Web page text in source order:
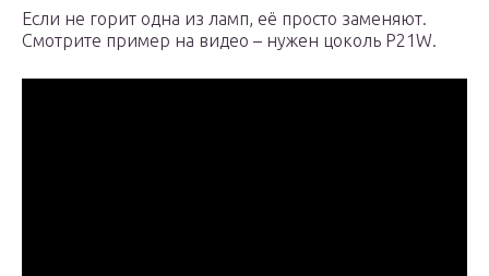
Если не горит одна из ламп, её просто заменяют.
Смотрите пример на видео – нужен цоколь P21W.